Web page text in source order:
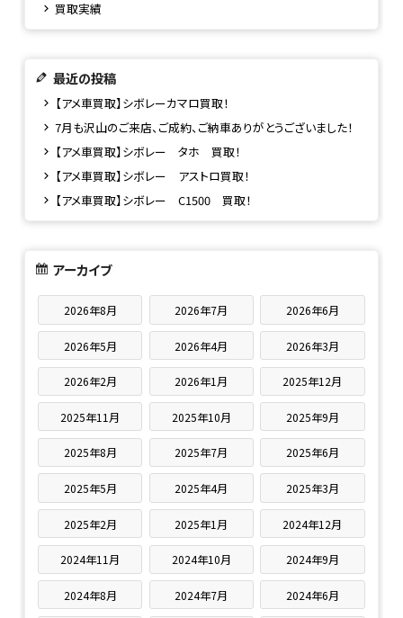
買取実績
最近の投稿
【アメ車買取】シボレーカマロ買取！
7月も沢山のご来店、ご成約、ご納車ありがとうございました！
【アメ車買取】シボレー タホ 買取！
【アメ車買取】シボレー アストロ買取！
【アメ車買取】シボレー C1500 買取！
アーカイブ
2026年8月 2026年7月 2026年6月
2026年5月 2026年4月 2026年3月
2026年2月 2026年1月 2025年12月
2025年11月 2025年10月 2025年9月
2025年8月 2025年7月 2025年6月
2025年5月 2025年4月 2025年3月
2025年2月 2025年1月 2024年12月
2024年11月 2024年10月 2024年9月
2024年8月 2024年7月 2024年6月